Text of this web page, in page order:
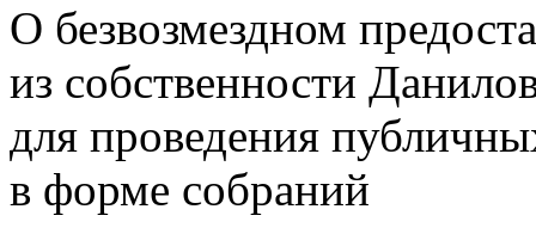
О безвозмездном
из собственности
для проведения
в форме собраний